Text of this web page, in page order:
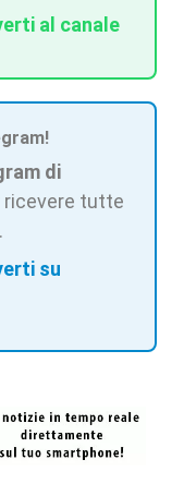
al canale
di
ricevere tutte
su